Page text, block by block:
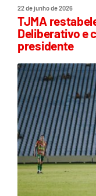
22 de junho de 2026
TJMA
Deliberativo e
presidente